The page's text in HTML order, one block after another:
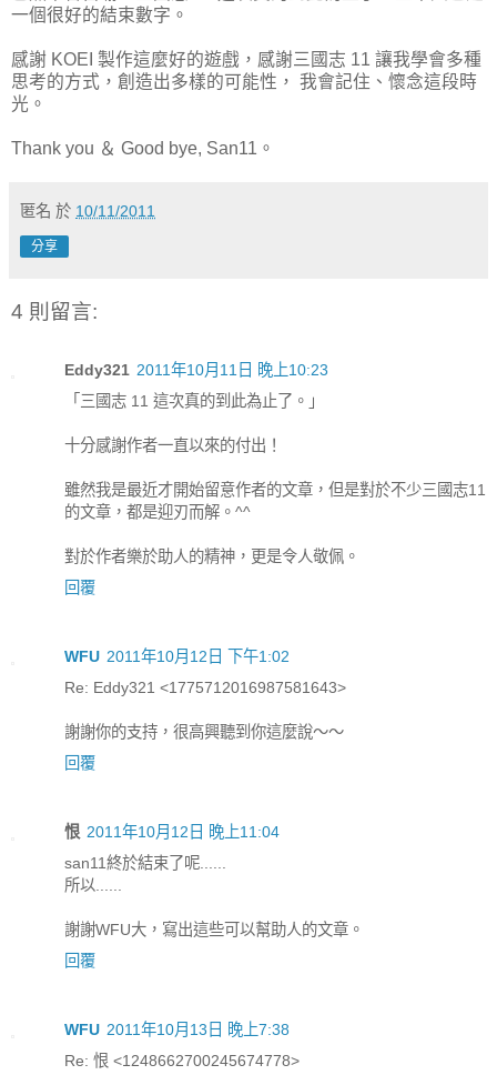
一個很好的結束數字。
感謝 KOEI 製作這麼好的遊戲，感謝三國志 11 讓我學會多種
思考的方式，創造出多樣的可能性， 我會記住、懷念這段時
光。
Thank you ＆ Good bye, San11。
匿名 於 10/11/2011
分享
4 則留言:
Eddy321 2011年10月11日 晚上10:23
「三國志 11 這次真的到此為止了。」
十分感謝作者一直以來的付出！
雖然我是最近才開始留意作者的文章，但是對於不少三國志11
的文章，都是迎刃而解。^^
對於作者樂於助人的精神，更是令人敬佩。
回覆
WFU 2011年10月12日 下午1:02
Re: Eddy321 <1775712016987581643>
謝謝你的支持，很高興聽到你這麼說～～
回覆
恨 2011年10月12日 晚上11:04
san11終於結束了呢......
所以......
謝謝WFU大，寫出這些可以幫助人的文章。
回覆
WFU 2011年10月13日 晚上7:38
Re: 恨 <1248662700245674778>